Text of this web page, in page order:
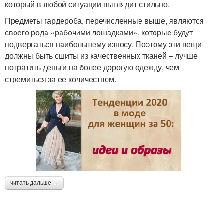
который в любой ситуации выглядит стильно.
Предметы гардероба, перечисленные выше, являются
своего рода «рабочими лошадками», которые будут
подвергаться наибольшему износу. Поэтому эти вещи
должны быть сшиты из качественных тканей – лучше
потратить деньги на более дорогую одежду, чем
стремиться за ее количеством.
читать дальше →